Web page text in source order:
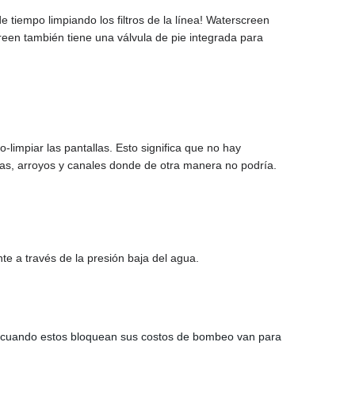
tiempo limpiando los filtros de la línea! Waterscreen
también tiene una válvula de pie integrada para
limpiar las pantallas. Esto significa que no hay
arroyos y canales donde de otra manera no podría.
a través de la presión baja del agua.
estos bloquean sus costos de bombeo van para